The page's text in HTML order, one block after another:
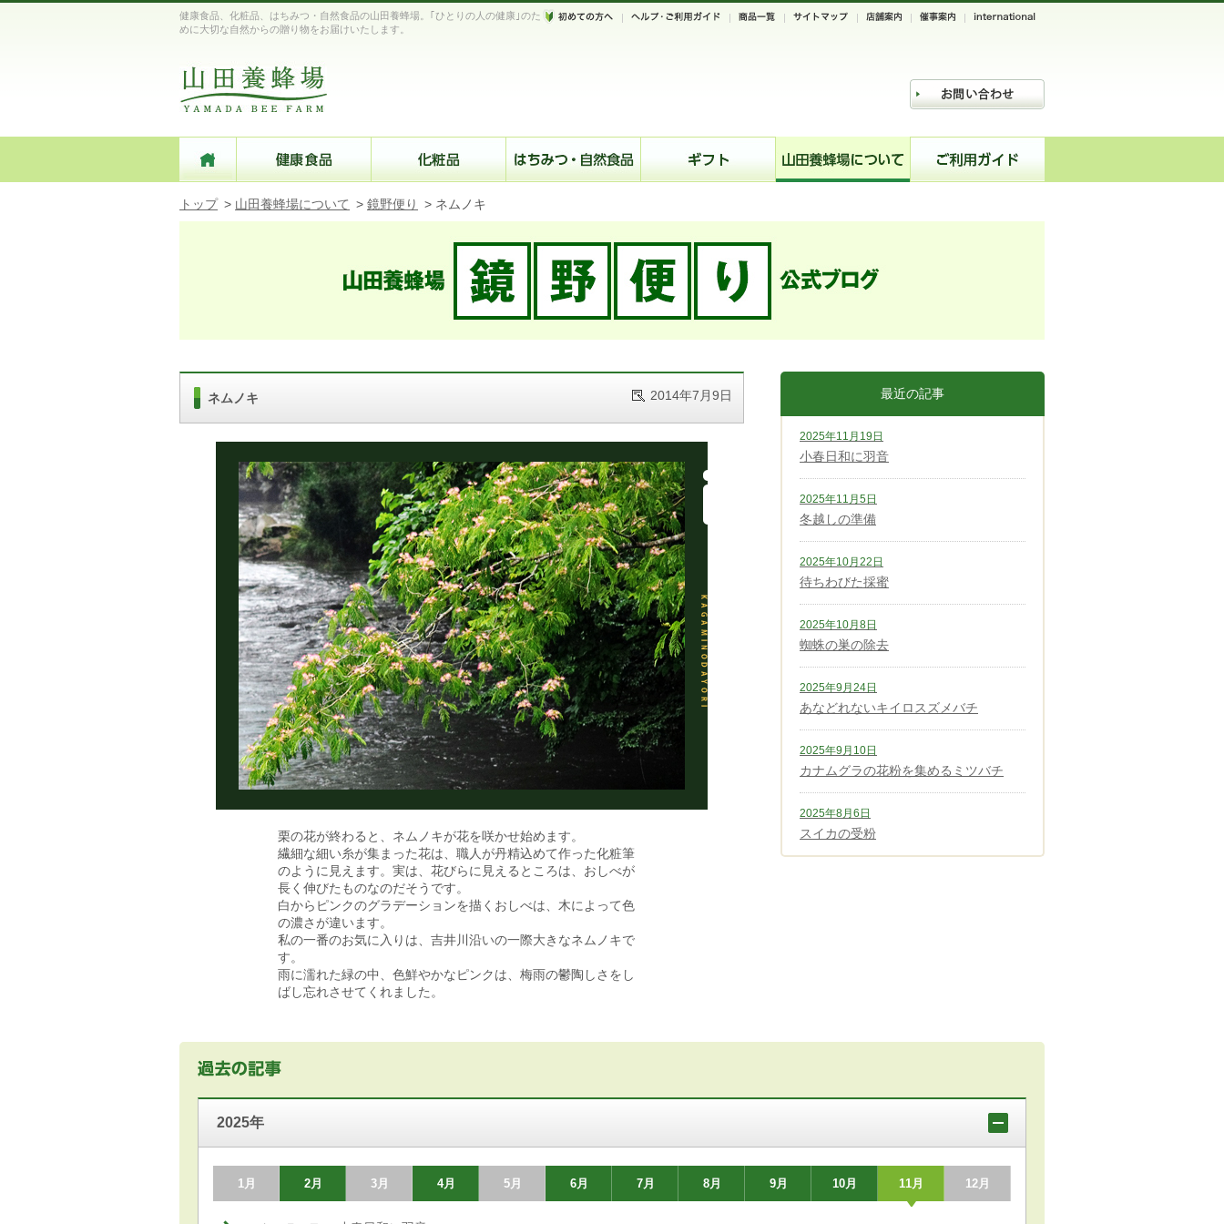
健康食品、化粧品、はちみつ・自然食品の山田養蜂場。｢ひとりの人の健康｣のた
めに大切な自然からの贈り物をお届けいたします。
トップ > 山田養蜂場について > 鏡野便り > ネムノキ
ネムノキ 2014年7月9日
栗の花が終わると、ネムノキが花を咲かせ始めます。
繊細な細い糸が集まった花は、職人が丹精込めて作った化粧筆
のように見えます。実は、花びらに見えるところは、おしべが
長く伸びたものなのだそうです。
白からピンクのグラデーションを描くおしべは、木によって色
の濃さが違います。
私の一番のお気に入りは、吉井川沿いの一際大きなネムノキで
す。
雨に濡れた緑の中、色鮮やかなピンクは、梅雨の鬱陶しさをし
ばし忘れさせてくれました。
最近の記事
2025年11月19日
小春日和に羽音
2025年11月5日
冬越しの準備
2025年10月22日
待ちわびた採蜜
2025年10月8日
蜘蛛の巣の除去
2025年9月24日
あなどれないキイロスズメバチ
2025年9月10日
カナムグラの花粉を集めるミツバチ
2025年8月6日
スイカの受粉
2025年
1月 2月 3月 4月 5月 6月 7月 8月 9月 10月 11月 12月